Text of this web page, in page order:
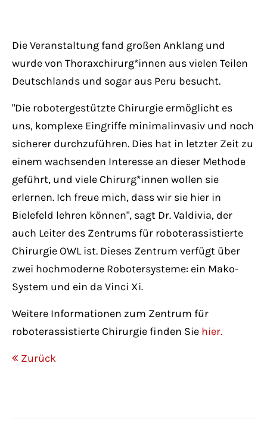
Die Veranstaltung fand großen Anklang und
wurde von Thoraxchirurg*innen aus vielen Teilen
Deutschlands und sogar aus Peru besucht.
"Die robotergestützte Chirurgie ermöglicht es
uns, komplexe Eingriffe minimalinvasiv und noch
sicherer durchzuführen. Dies hat in letzter Zeit zu
einem wachsenden Interesse an dieser Methode
geführt, und viele Chirurg*innen wollen sie
erlernen. Ich freue mich, dass wir sie hier in
Bielefeld lehren können", sagt Dr. Valdivia, der
auch Leiter des Zentrums für roboterassistierte
Chirurgie OWL ist. Dieses Zentrum verfügt über
zwei hochmoderne Robotersysteme: ein Mako-
System und ein da Vinci Xi.
Weitere Informationen zum Zentrum für
roboterassistierte Chirurgie finden Sie hier.
Zurück